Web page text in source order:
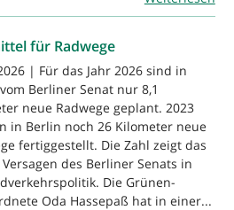
für Radwege
| Für das Jahr 2026 sind in
Berliner Senat nur 8,1
neue Radwege geplant. 2023
in Berlin noch 26 Kilometer neue
fertiggestellt. Die Zahl zeigt das
des Berliner Senats in
Die Grünen-
Oda Hassepaß hat in einer...